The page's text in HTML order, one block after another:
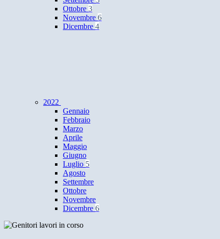
Ottobre 3
Novembre 6
Dicembre 4
2022
Gennaio
Febbraio
Marzo
Aprile
Maggio
Giugno
Luglio 5
Agosto
Settembre
Ottobre
Novembre
Dicembre 6